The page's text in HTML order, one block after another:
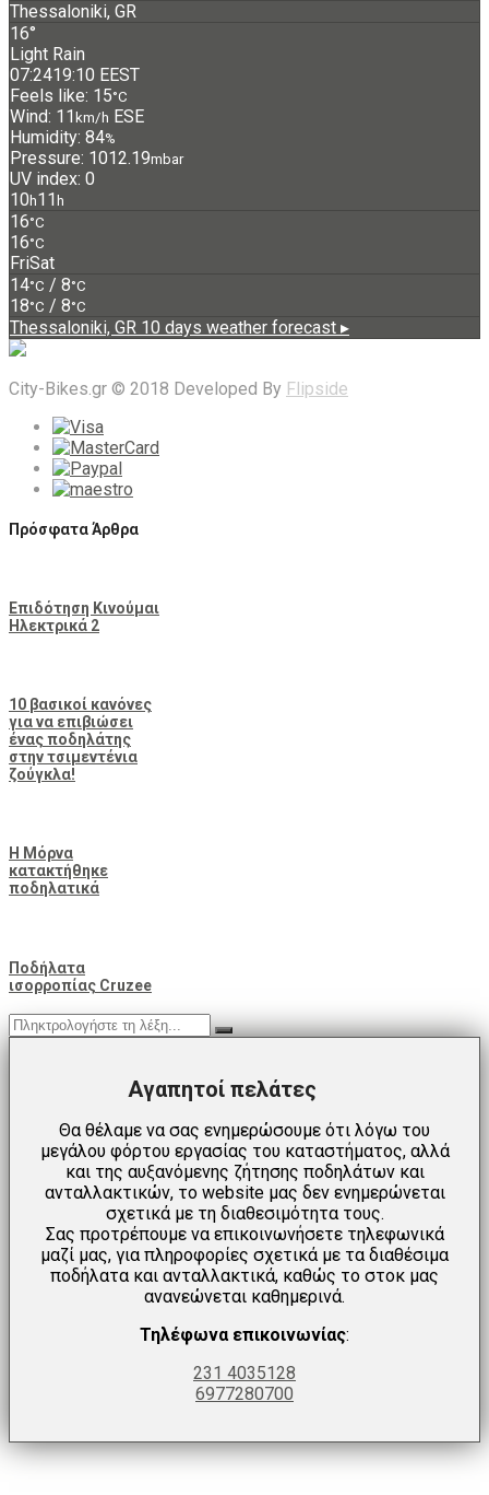
Thessaloniki, GR
16°
Light Rain
07:2419:10 EEST
Feels like: 15°C
Wind: 11 km/h ESE
Humidity: 84%
Pressure: 1012.19mbar
UV index: 0
10 h11 h
16°C
16°C
FriSat
14°C / 8°C
18°C / 8°C
Thessaloniki, GR 10 days weather forecast ▸
City-Bikes.gr © 2018 Developed By Flipside
Πρόσφατα Άρθρα
Επιδότηση Κινούμαι
Ηλεκτρικά 2
10 βασικοί κανόνες
για να επιβιώσει
ένας ποδηλάτης
στην τσιμεντένια
ζούγκλα!
Η Μόρνα
κατακτήθηκε
ποδηλατικά
Ποδήλατα
ισορροπίας Cruzee
Αγαπητοί πελάτες
Θα θέλαμε να σας ενημερώσουμε ότι λόγω του
μεγάλου φόρτου εργασίας του καταστήματος, αλλά
και της αυξανόμενης ζήτησης ποδηλάτων και
ανταλλακτικών, το website μας δεν ενημερώνεται
σχετικά με τη διαθεσιμότητα τους.
Σας προτρέπουμε να επικοινωνήσετε τηλεφωνικά
μαζί μας, για πληροφορίες σχετικά με τα διαθέσιμα
ποδήλατα και ανταλλακτικά, καθώς το στοκ μας
ανανεώνεται καθημερινά.
Τηλέφωνα επικοινωνίας:
231 4035128
6977280700